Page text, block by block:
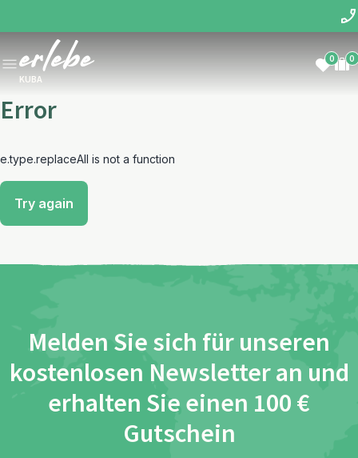
KUBA
0 0
Error
e.type.replaceAll is not a function
Try again
Melden Sie sich für unseren
kostenlosen Newsletter an und
erhalten Sie einen 100 €
Gutschein